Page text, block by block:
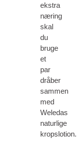
ekstra
næring
skal
du
bruge
et
par
dråber
sammen
med
Weledas
naturlige
kropslotion.